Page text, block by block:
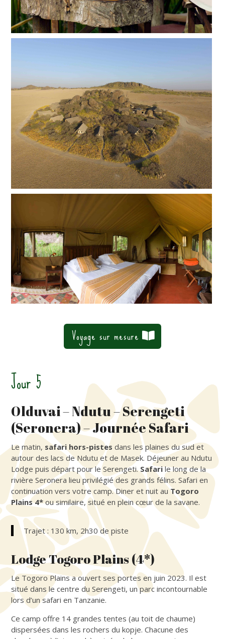
Voyage sur mesure
Jour 5
Olduvai – Ndutu – Serengeti
(Seronera) – Journée Safari
Le matin, safari hors-pistes dans les plaines du sud et
autour des lacs de Ndutu et de Masek. Déjeuner au Ndutu
Lodge puis départ pour le Serengeti.Safarile long de la
rivière Seronera lieu privilégié des grands félins. Safari en
continuation vers votre camp. Diner et nuit auTogoro
Plains 4*ou similaire, situé en plein cœur de la savane.
Trajet : 130 km, 2h30 de piste
Lodge Togoro Plains (4*)
Le Togoro Plains a ouvert ses portes en juin 2023. Il est
situé dans le centre du Serengeti, un parc incontournable
lors d’un safari en Tanzanie.
Ce camp offre 14 grandes tentes (au toit de chaume)
dispersées dans les rochers du kopje. Chacune des